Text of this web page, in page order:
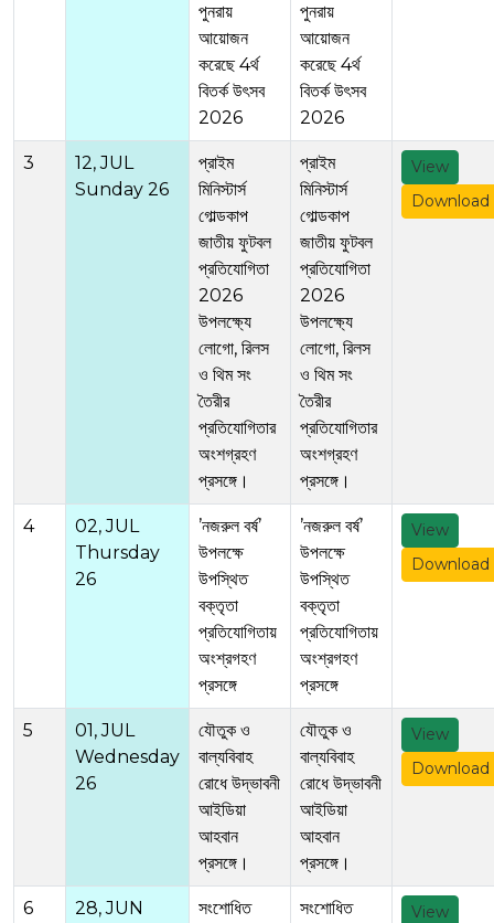
পুনরায়
আয়োজন
করেছে 4র্থ
বিতর্ক উৎসব
2026
পুনরায়
আয়োজন
করেছে 4র্থ
বিতর্ক উৎসব
2026
3
12, JUL
Sunday 26
প্রাইম
মিনিস্টার্স
গোল্ডকাপ
জাতীয় ফুটবল
প্রতিযোগিতা
2026
উপলক্ষ্যে
লোগো, রিলস
ও থিম সং
তৈরীর
প্রতিযোগিতার
অংশগ্রহণ
প্রসঙ্গে।
প্রাইম
মিনিস্টার্স
গোল্ডকাপ
জাতীয় ফুটবল
প্রতিযোগিতা
2026
উপলক্ষ্যে
লোগো, রিলস
ও থিম সং
তৈরীর
প্রতিযোগিতার
অংশগ্রহণ
প্রসঙ্গে।
View
Download
4
02, JUL
Thursday
26
’নজরুল বর্ষ’
উপলক্ষে
উপস্থিত
বক্তৃতা
প্রতিযোগিতায়
অংশ্রগহণ
প্রসঙ্গে
’নজরুল বর্ষ’
উপলক্ষে
উপস্থিত
বক্তৃতা
প্রতিযোগিতায়
অংশ্রগহণ
প্রসঙ্গে
View
Download
5
01, JUL
Wednesday
26
যৌতুক ও
বাল্যবিবাহ
রোধে উদ্ভাবনী
আইডিয়া
আহবান
প্রসঙ্গে।
যৌতুক ও
বাল্যবিবাহ
রোধে উদ্ভাবনী
আইডিয়া
আহবান
প্রসঙ্গে।
View
Download
6
28, JUN
সংশোধিত
সংশোধিত
View